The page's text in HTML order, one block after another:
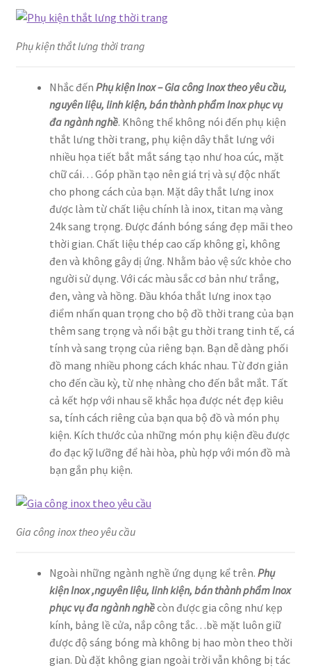
Phụ kiện thắt lưng thời trang
Nhắc đến Phụ kiện Inox – Gia công Inox theo yêu cầu,
nguyên liệu, linh kiện, bán thành phẩm Inox phục vụ
đa ngành nghề. Không thể không nói đến phụ kiện
thắt lưng thời trang, phụ kiện dây thắt lưng với
nhiều họa tiết bắt mắt sáng tạo như hoa cúc, mặt
chữ cái… Góp phần tạo nên giá trị và sự độc nhất
cho phong cách của bạn. Mặt dây thắt lưng inox
được làm từ chất liệu chính là inox, titan mạ vàng
24k sang trọng. Được đánh bóng sáng đẹp mãi theo
thời gian. Chất liệu thép cao cấp không gỉ, không
đen và không gây dị ứng. Nhằm bảo vệ sức khỏe cho
người sử dụng. Với các màu sắc cơ bản như trắng,
đen, vàng và hồng. Đầu khóa thắt lưng inox tạo
điểm nhấn quan trọng cho bộ đồ thời trang của bạn
thêm sang trọng và nổi bật gu thời trang tinh tế, cá
tính và sang trọng của riêng bạn. Bạn dễ dàng phối
đồ mang nhiều phong cách khác nhau. Từ đơn giản
cho đến cầu kỳ, từ nhẹ nhàng cho đến bắt mắt. Tất
cả kết hợp với nhau sẽ khắc họa được nét đẹp kiêu
sa, tính cách riêng của bạn qua bộ đồ và món phụ
kiện. Kích thước của những món phụ kiện đều được
đo đạc kỹ lưỡng để hài hòa, phù hợp với món đồ mà
bạn gắn phụ kiện.
Gia công inox theo yêu cầu
Ngoài những ngành nghề ứng dụng kể trên. Phụ
kiện Inox ,nguyên liệu, linh kiện, bán thành phẩm Inox
phục vụ đa ngành nghềcòn được gia công như kẹp
kính, bảng lề cửa, nắp công tắc…bề mặt luôn giữ
được độ sáng bóng mà không bị hao mòn theo thời
gian. Dù đặt không gian ngoài trời vẫn không bị tác